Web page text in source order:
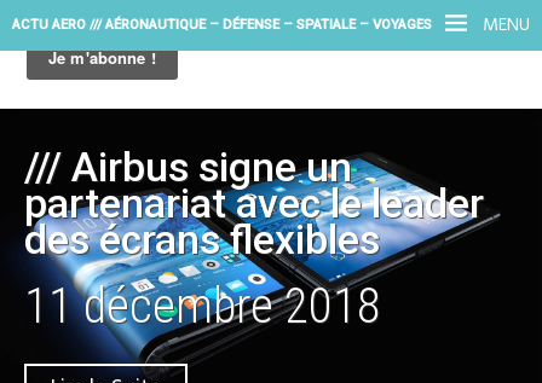
MENU
ACTU AERO /// AÉRONAUTIQUE – DÉFENSE – SPATIALE – VOYAGES
/// Airbus signe un
partenariat avec le leader
des écrans flexibles
11 décembre 2018